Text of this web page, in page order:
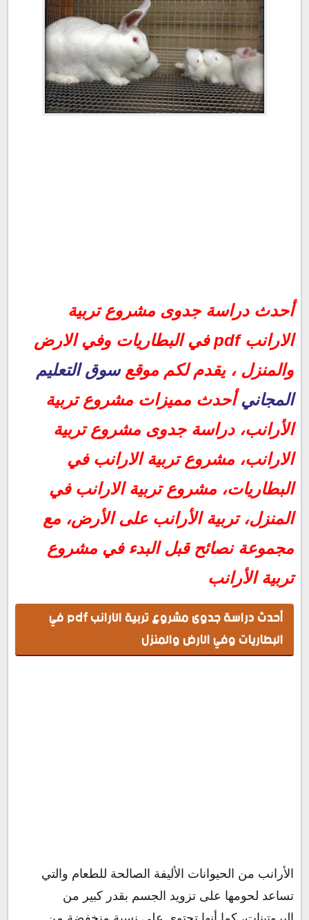
أحدث دراسة جدوى مشروع تربية الارانب pdf في البطاريات وفي
الارض والمنزل
مميزات مشروع تربية الأرانب
دراسة جدوى مشروع تربية الارانب
دراسة جدوى مشروع تربية الارانب في البطاريات
التكلفة الثابتة للمشروع تبلغ 6950 جنيه مصري، وهي مقسمة
كالتالي:
تكاليف دورة المشروع الواحدة:
مشروع تربية الارانب في المنزل
تربية الأرانب على الأرض
نصائح قبل البدء في مشروع تربية الأرانب
أحدث دراسة جدوى مشروع تربية الارانب pdf
أحدث دراسة جدوى مشروع تربية
الارانب pdf في البطاريات وفي الارض
والمنزل ، يقدم لكم موقعسوق التعليم
المجانيأحدث مميزات مشروع تربية
الأرانب، دراسة جدوى مشروع تربية
الارانب، مشروع تربية الارانب في
البطاريات، مشروع تربية الارانب في
المنزل، تربية الأرانب على الأرض، مع
مجموعة نصائح قبل البدء في مشروع
تربية الأرانب
أحدث دراسة جدوى مشروع تربية الارانب pdf في
البطاريات وفي الارض والمنزل
الأرانب من الحيوانات الأليفة الصالحة للطعام والتي
تساعد لحومها على تزويد الجسم بقدر كبير من